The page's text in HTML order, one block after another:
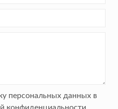
персональных данных в